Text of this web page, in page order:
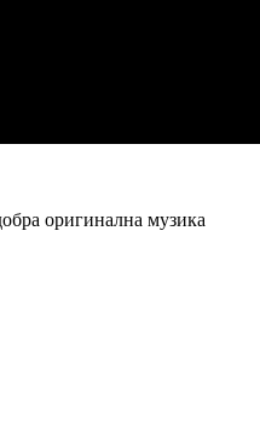
оригинална музика